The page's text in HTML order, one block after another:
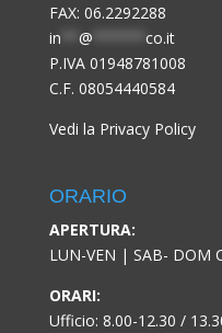
FAX: 06.2292288
in
@
co.it
P.IVA 01948781008
C.F. 08054440584
Vedi la Privacy Policy
ORARIO
APERTURA:
LUN-VEN | SAB- DOM
ORARI:
Ufficio: 8.00-12.30 /